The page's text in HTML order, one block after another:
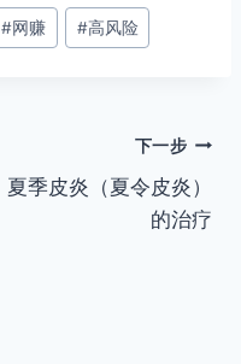
#网赚 #高风险
下一步
夏季皮炎（夏令皮炎）
的治疗